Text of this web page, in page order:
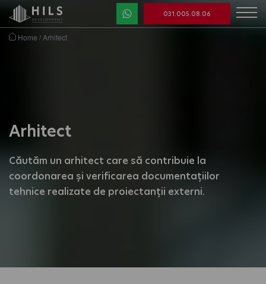
031.005.08.06
Home / Arhitect
Arhitect
Căutăm un arhitect care să contribuie la
coordonarea și verificarea documentațiilor
tehnice realizate de proiectanții externi.